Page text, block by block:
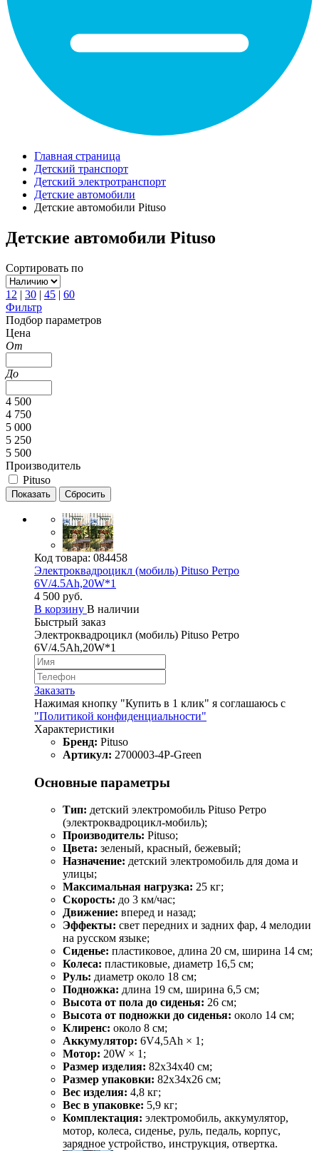
Главная страница
Детский транспорт
Детский электротранспорт
Детские автомобили
Детские автомобили Pituso
Детские автомобили Pituso
Сортировать по
12 | 30 | 45 | 60
Фильтр
Подбор параметров
Цена
От
До
4 500
4 750
5 000
5 250
5 500
Производитель
Pituso
Код товара: 084458
Электроквадроцикл (мобиль) Pituso Ретро
6V/4.5Ah,20W*1
4 500 руб.
В корзину В наличии
Быстрый заказ
Электроквадроцикл (мобиль) Pituso Ретро
6V/4.5Ah,20W*1
Заказать
Нажимая кнопку "Купить в 1 клик" я соглашаюсь с
"Политикой конфиденциальности"
Характеристики
Бренд: Pituso
Артикул: 2700003-4P-Green
Основные параметры
Тип: детский электромобиль Pituso Ретро
(электроквадроцикл-мобиль);
Производитель: Pituso;
Цвета: зеленый, красный, бежевый;
Назначение: детский электромобиль для дома и
улицы;
Максимальная нагрузка: 25 кг;
Скорость: до 3 км/час;
Движение: вперед и назад;
Эффекты: свет передних и задних фар, 4 мелодии
на русском языке;
Сиденье: пластиковое, длина 20 см, ширина 14 см;
Колеса: пластиковые, диаметр 16,5 см;
Руль: диаметр около 18 см;
Подножка: длина 19 см, ширина 6,5 см;
Высота от пола до сиденья: 26 см;
Высота от подножки до сиденья: около 14 см;
Клиренс: около 8 см;
Аккумулятор: 6V4,5Ah × 1;
Мотор: 20W × 1;
Размер изделия: 82х34х40 см;
Размер упаковки: 82х34х26 см;
Вес изделия: 4,8 кг;
Вес в упаковке: 5,9 кг;
Комплектация: электромобиль, аккумулятор,
мотор, колеса, сиденье, руль, педаль, корпус,
зарядное устройство, инструкция, отвертка.